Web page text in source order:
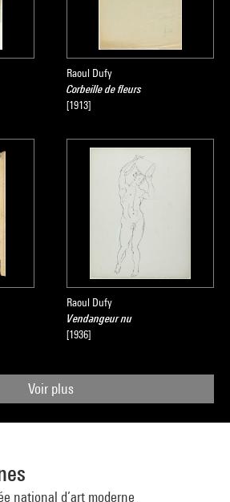
Raoul Dufy
Corbeille de fleurs
[1913]
Raoul Dufy
Vendangeur nu
[1936]
Voir plus
national d’art moderne